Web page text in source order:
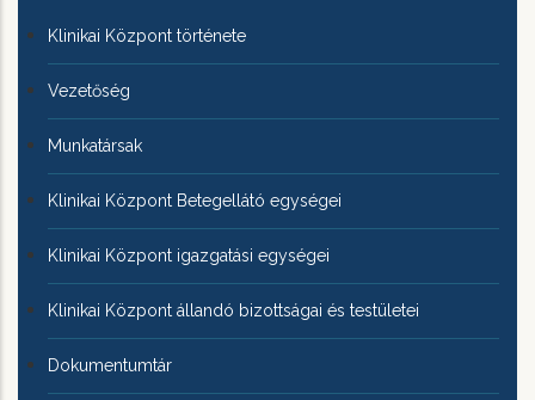
KLINIKAI
KÖZPONTRÓL
Klinikai Központ története
Vezetőség
Munkatársak
Klinikai Központ Betegellátó egységei
Klinikai Központ igazgatási egységei
Klinikai Központ állandó bizottságai és testületei
Dokumentumtár